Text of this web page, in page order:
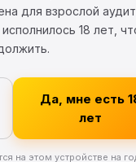
для взрослой
18 лет,
Да, мне есть
лет
на этом устройстве на
Любовное